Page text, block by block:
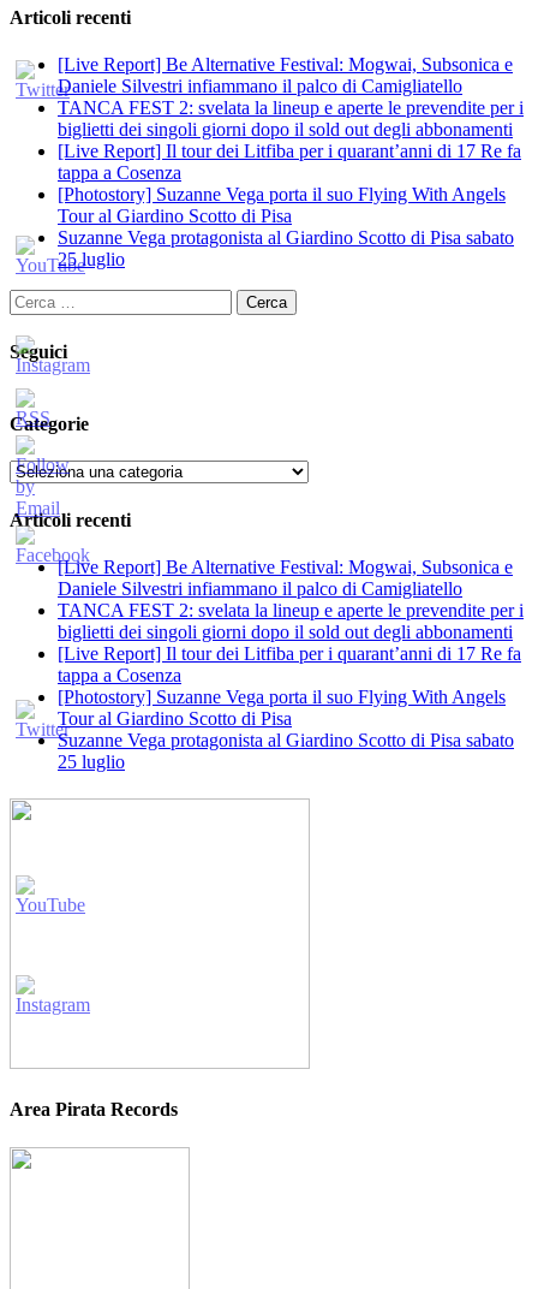
Articoli recenti
[Live Report] Be Alternative Festival: Mogwai, Subsonica e
Daniele Silvestri infiammano il palco di Camigliatello
TANCA FEST 2: svelata la lineup e aperte le prevendite per i
biglietti dei singoli giorni dopo il sold out degli abbonamenti
[Live Report] Il tour dei Litfiba per i quarant’anni di 17 Re fa
tappa a Cosenza
[Photostory] Suzanne Vega porta il suo Flying With Angels
Tour al Giardino Scotto di Pisa
Suzanne Vega protagonista al Giardino Scotto di Pisa sabato
25 luglio
Ricerca
per:
Seguici
Categorie
Categorie
Articoli recenti
[Live Report] Be Alternative Festival: Mogwai, Subsonica e
Daniele Silvestri infiammano il palco di Camigliatello
TANCA FEST 2: svelata la lineup e aperte le prevendite per i
biglietti dei singoli giorni dopo il sold out degli abbonamenti
[Live Report] Il tour dei Litfiba per i quarant’anni di 17 Re fa
tappa a Cosenza
[Photostory] Suzanne Vega porta il suo Flying With Angels
Tour al Giardino Scotto di Pisa
Suzanne Vega protagonista al Giardino Scotto di Pisa sabato
25 luglio
Area Pirata Records